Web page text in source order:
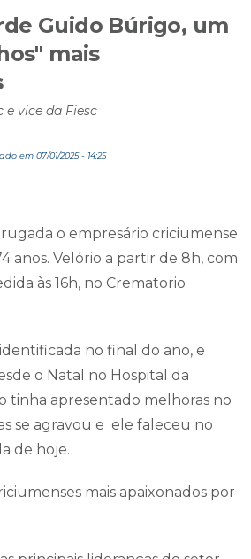
Guido Búrigo, um
mais
e vice da Fiesc
em 07/01/2025 - 14:25
o empresário criciumense
anos. Velório a partir de 8h, com
às 16h, no Crematorio
no final do ano, e
o Natal no Hospital da
tinha apresentado melhoras no
se agravou e ele faleceu no
de hoje.
mais apaixonados por